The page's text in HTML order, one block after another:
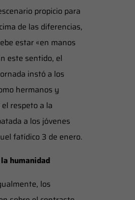
propicio para
de las diferencias,
estar «en manos
este sentido, el
instó a los
hermanos y
respeto a la
a los jóvenes
fatídico 3 de enero.
humanidad
los